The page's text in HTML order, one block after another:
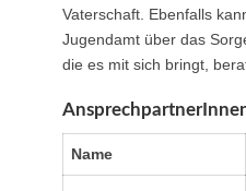
Vaterschaft. Ebenfalls
Jugendamt über das
die es mit sich bringt,
Name